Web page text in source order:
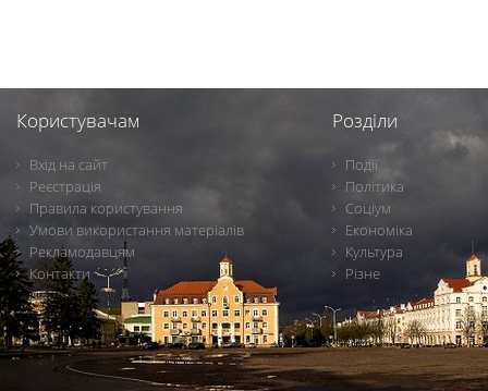
Користувачам
Вхід на сайт
Реєстрація
Правила користування
Умови використання матеріалів
Рекламодавцям
Контакти
Розділи
Події
Політика
Соціум
Економіка
Культура
Різне